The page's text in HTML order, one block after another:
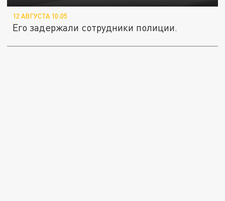
12 АВГУСТА 10:05
Его задержали сотрудники полиции.